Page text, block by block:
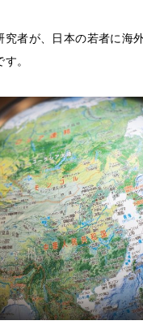
究者が、日本の若者に海
。